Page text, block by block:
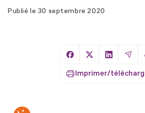
Publié le 30 septembre 2020
Partager sur
Partager sur X
Partager
Imprimer/